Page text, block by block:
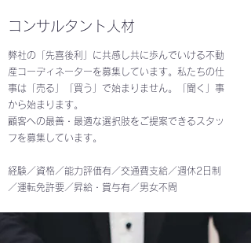
コンサルタント人材
弊社の「先喜後利」に共感し共に歩んでいける不動
産コーディネーターを募集しています。私たちの仕
事は「売る」「買う」で始まりません。「聞く」事
から始まります。
顧客への最善・最適な選択肢をご提案できるスタッ
フを募集しています。
経験／資格／能力評価有／交通費支給／週休2日制
／運転免許要／昇給・賞与有／男女不問